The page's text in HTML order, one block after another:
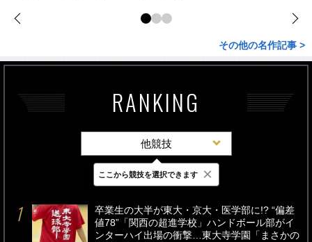
その他の名作記事 >
RANKING
他競技
最新 24時間 週間
卒業生の大半が東大・京大・医学部に!? “偏差
値78”「関西の超進学校」ハンドボール部がイ
ンターハイ出場の衝撃…東大寺学園「まさかの
ここから競技を選択できます ×